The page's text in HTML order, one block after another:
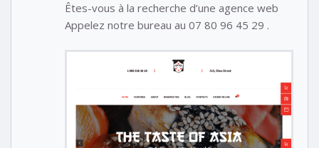
Êtes-vous à la recherche d’une agence web
Appelez notre bureau au 07 80 96 45 29 .